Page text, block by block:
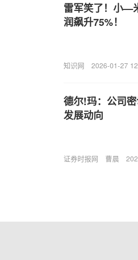
雷军笑了！小—
润飙升75%！
知识网 2026-01-27
德尔!玛：公司
发展动向
证券时报网 曹晨